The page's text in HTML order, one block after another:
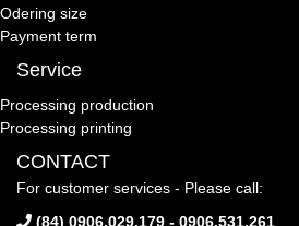
Odering size
Payment term
Service
Processing production
Processing printing
CONTACT
For customer services - Please call:
(84) 0906.029.179 - 0906.531.261